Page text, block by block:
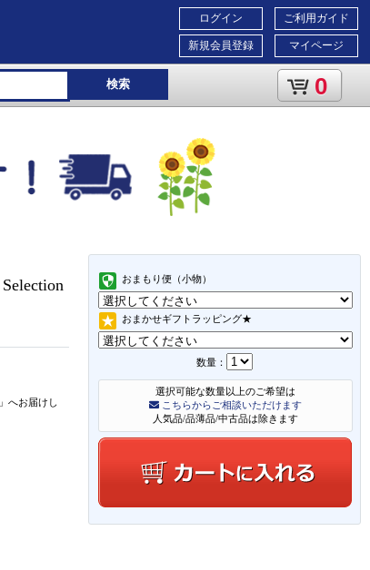
ご利用ガイド
マイページ
ログイン
新規会員登録
検索 0
おまもり便（小物）
おまかせギフトラッピング★
数量：
選択可能な数量以上のご希望は
こちらからご相談いただけます
人気品/品薄品/中古品は除きます
」 へお届けし